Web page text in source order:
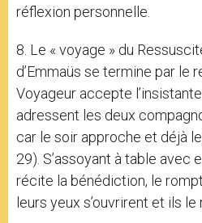
réflexion personnelle.
8. Le « voyage » du
d’Emmaüs se termine par le
Voyageur accepte
adressent les deux
car le soir approche et déjà
29). S’assoyant à table avec
récite la bénédiction, le
leurs yeux s’ouvrirent et ils